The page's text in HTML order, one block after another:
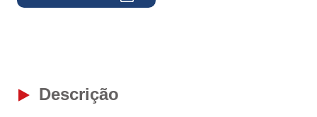
Descrição